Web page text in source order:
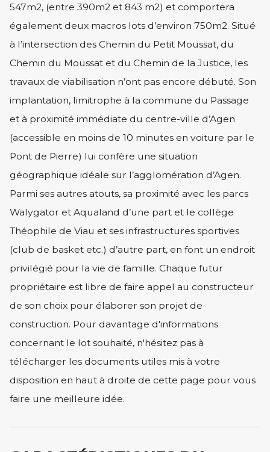
547m2, (entre 390m2 et 843 m2) et comportera
également deux macros lots d’environ 750m2. Situé
à l’intersection des Chemin du Petit Moussat, du
Chemin du Moussat et du Chemin de la Justice, les
travaux de viabilisation n’ont pas encore débuté. Son
implantation, limitrophe à la commune du Passage
et à proximité immédiate du centre-ville d’Agen
(accessible en moins de 10 minutes en voiture par le
Pont de Pierre) lui confère une situation
géographique idéale sur l’agglomération d’Agen.
Parmi ses autres atouts, sa proximité avec les parcs
Walygator et Aqualand d’une part et le collège
Théophile de Viau et ses infrastructures sportives
(club de basket etc.) d’autre part, en font un endroit
privilégié pour la vie de famille. Chaque futur
propriétaire est libre de faire appel au constructeur
de son choix pour élaborer son projet de
construction. Pour davantage d'informations
concernant le lot souhaité, n'hésitez pas à
télécharger les documents utiles mis à votre
disposition en haut à droite de cette page pour vous
faire une meilleure idée.